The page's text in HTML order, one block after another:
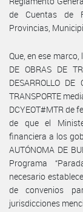
de Cuentas de
Provincias,
Que, en ese marco,
DE OBRAS DE
DESARROLLO
TRANSPORTE
DCYEOT#MTR de
de que el
financiera a los
AUTÓNOMA DE
Programa
necesario
de convenios
jurisdicciones